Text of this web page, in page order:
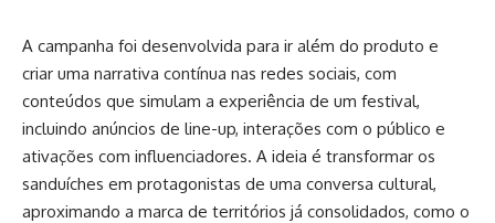
A campanha foi desenvolvida para ir além do produto e
criar uma narrativa contínua nas redes sociais, com
conteúdos que simulam a experiência de um festival,
incluindo anúncios de line-up, interações com o público e
ativações com influenciadores. A ideia é transformar os
sanduíches em protagonistas de uma conversa cultural,
aproximando a marca de territórios já consolidados, como o